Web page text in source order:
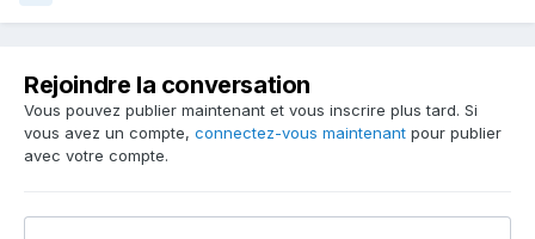
Rejoindre la conversation
Vous pouvez publier maintenant et vous inscrire plus tard. Si
vous avez un compte, connectez-vous maintenant pour publier
avec votre compte.